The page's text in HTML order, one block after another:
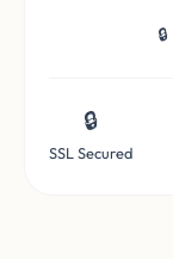
🔒
🔒
SSL Secured